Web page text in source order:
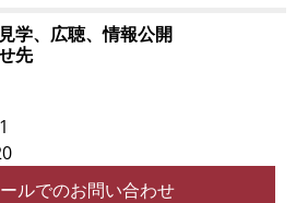
学、広聴、情報公開
先
ルでのお問い合わせ